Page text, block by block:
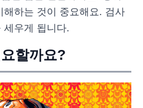
하는 것이 중요해요. 검사
세우게 됩니다.
할까요?